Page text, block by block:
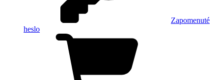
Zapomenuté
heslo